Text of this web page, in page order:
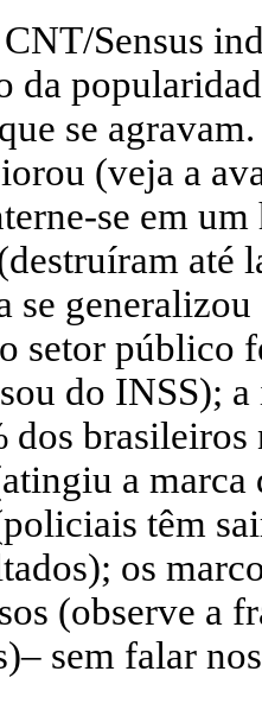
Sensus
da
se
(veja a
se em
até
se
setor público
do INSS);
dos
a
têm
os
(observe a
sem falar